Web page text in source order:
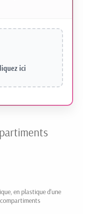
ici
en plastique d'une